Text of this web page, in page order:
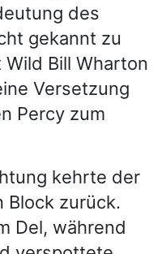
des
gekannt zu
Bill Wharton
Versetzung
Percy zum
kehrte der
Block zurück.
Del, während